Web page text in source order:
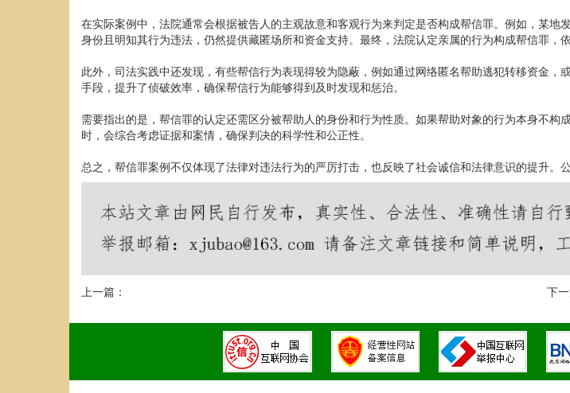
在实际案例中，法院通常会根据被告人的主观故意和客观行为来判定是否构成帮信罪。例如，某
身份且明知其行为违法，仍然提供藏匿场所和资金支持。最终，法院认定亲属的行为构成帮信罪，
此外，司法实践中还发现，有些帮信行为表现得较为隐蔽，例如通过网络匿名帮助逃犯转移资金
手段，提升了侦破效率，确保帮信行为能够得到及时发现和惩治。
需要指出的是，帮信罪的认定还需区分被帮助人的身份和行为性质。如果帮助对象的行为本身不
时，会综合考虑证据和案情，确保判决的科学性和公正性。
总之，帮信罪案例不仅体现了法律对违法行为的严厉打击，也反映了社会诚信和法律意识的提升。
上一篇： 下一